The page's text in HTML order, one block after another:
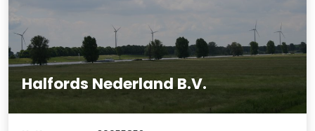
Halfords Nederland B.V.